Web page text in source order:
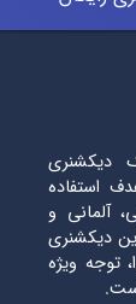
دیکشنری
استفاده
آلمانی و
دیکشنری
توجه ویژه